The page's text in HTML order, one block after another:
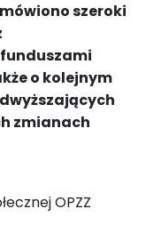
szeroki
o kolejnym
zmianach
OPZZ